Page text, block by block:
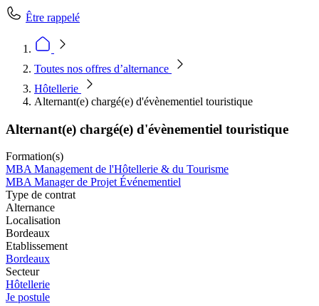
Être rappelé
Toutes nos offres d’alternance
Hôtellerie
Alternant(e) chargé(e) d'évènementiel touristique
Alternant(e) chargé(e) d'évènementiel touristique
Formation(s)
MBA Management de l'Hôtellerie & du Tourisme
MBA Manager de Projet Événementiel
Type de contrat
Alternance
Localisation
Bordeaux
Etablissement
Bordeaux
Secteur
Hôtellerie
Je postule